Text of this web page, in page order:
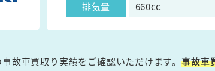
排気量
660cc
故車買取り実績をご確認いただけます。事故車